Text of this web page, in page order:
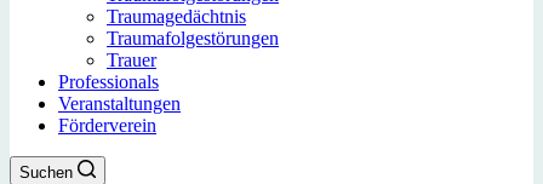
Traumagedächtnis
Traumafolgestörungen
Trauer
Professionals
Veranstaltungen
Förderverein
Suchen